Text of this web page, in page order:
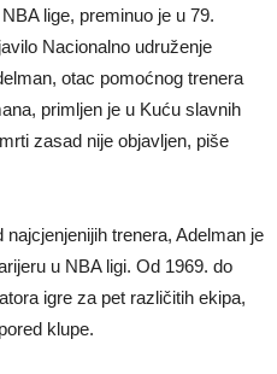
“Moje igračke”
Simeonea? Atletico kreće po
lige, preminuo je u 79.
Nacionalno udruženje
otac pomoćnog trenera
primljen je u Kuću slavnih
zasad nije objavljen, piše
trenera, Adelman je
u NBA ligi. Od 1969. do
igre za pet različitih ekipa,
klupe.